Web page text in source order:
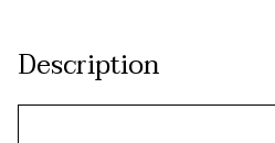
Description